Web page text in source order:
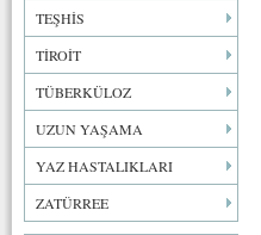
TEŞHİS
TİROİT
TÜBERKÜLOZ
UZUN YAŞAMA
YAZ HASTALIKLARI
ZATÜRREE